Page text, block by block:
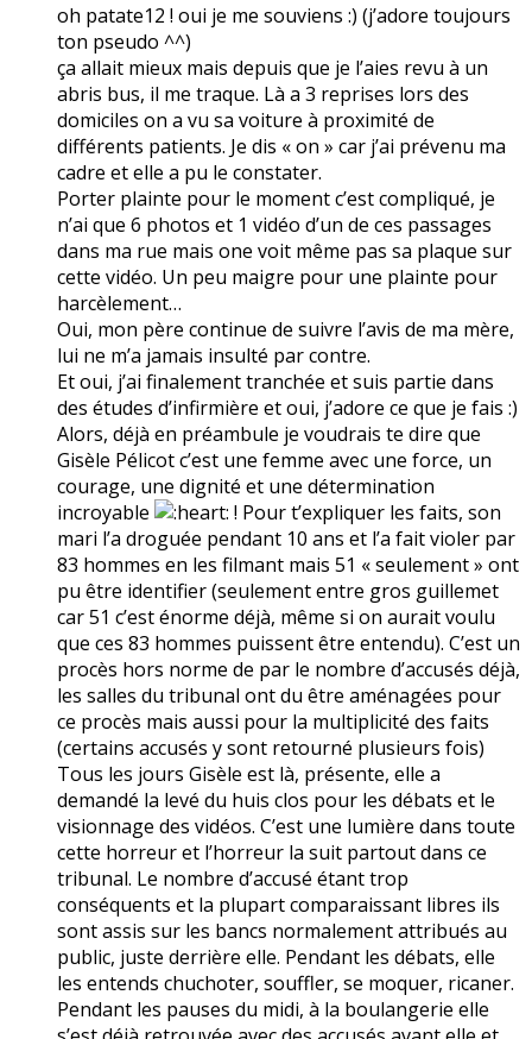
oh patate12 ! oui je me souviens :) (j’adore toujours
ton pseudo ^^)
ça allait mieux mais depuis que je l’aies revu à un
abris bus, il me traque. Là a 3 reprises lors des
domiciles on a vu sa voiture à proximité de
différents patients. Je dis « on » car j’ai prévenu ma
cadre et elle a pu le constater.
Porter plainte pour le moment c’est compliqué, je
n’ai que 6 photos et 1 vidéo d’un de ces passages
dans ma rue mais one voit même pas sa plaque sur
cette vidéo. Un peu maigre pour une plainte pour
harcèlement…
Oui, mon père continue de suivre l’avis de ma mère,
lui ne m’a jamais insulté par contre.
Et oui, j’ai finalement tranchée et suis partie dans
des études d’infirmière et oui, j’adore ce que je fais :)
Alors, déjà en préambule je voudrais te dire que
Gisèle Pélicot c’est une femme avec une force, un
courage, une dignité et une détermination
incroyable
! Pour t’expliquer les faits, son
mari l’a droguée pendant 10 ans et l’a fait violer par
83 hommes en les filmant mais 51 « seulement » ont
pu être identifier (seulement entre gros guillemet
car 51 c’est énorme déjà, même si on aurait voulu
que ces 83 hommes puissent être entendu). C’est un
procès hors norme de par le nombre d’accusés déjà,
les salles du tribunal ont du être aménagées pour
ce procès mais aussi pour la multiplicité des faits
(certains accusés y sont retourné plusieurs fois)
Tous les jours Gisèle est là, présente, elle a
demandé la levé du huis clos pour les débats et le
visionnage des vidéos. C’est une lumière dans toute
cette horreur et l’horreur la suit partout dans ce
tribunal. Le nombre d’accusé étant trop
conséquents et la plupart comparaissant libres ils
sont assis sur les bancs normalement attribués au
public, juste derrière elle. Pendant les débats, elle
les entends chuchoter, souffler, se moquer, ricaner.
Pendant les pauses du midi, à la boulangerie elle